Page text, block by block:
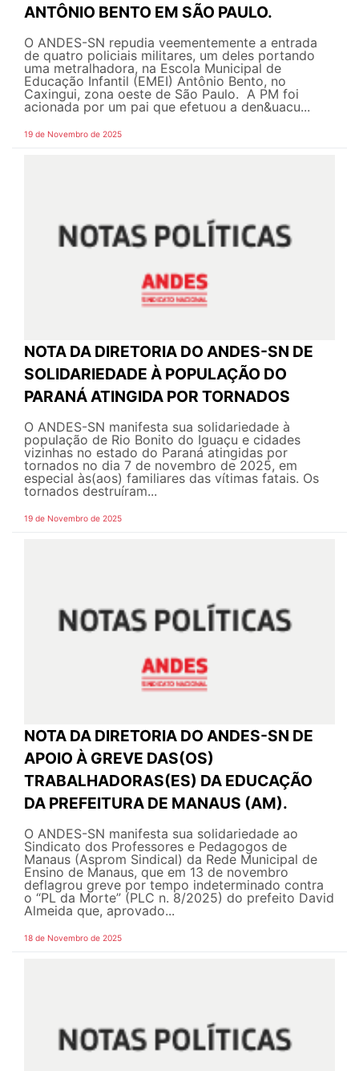
ANTÔNIO BENTO EM SÃO PAULO.
O ANDES-SN repudia veementemente a entrada
de quatro policiais militares, um deles portando
uma metralhadora, na Escola Municipal de
Educação Infantil (EMEI) Antônio Bento, no
Caxingui, zona oeste de São Paulo. A PM foi
acionada por um pai que efetuou a den&uacu...
19 de Novembro de 2025
NOTA DA DIRETORIA DO ANDES-SN DE
SOLIDARIEDADE À POPULAÇÃO DO
PARANÁ ATINGIDA POR TORNADOS
O ANDES-SN manifesta sua solidariedade à
população de Rio Bonito do Iguaçu e cidades
vizinhas no estado do Paraná atingidas por
tornados no dia 7 de novembro de 2025, em
especial às(aos) familiares das vítimas fatais. Os
tornados destruíram...
19 de Novembro de 2025
NOTA DA DIRETORIA DO ANDES-SN DE
APOIO À GREVE DAS(OS)
TRABALHADORAS(ES) DA EDUCAÇÃO
DA PREFEITURA DE MANAUS (AM).
O ANDES-SN manifesta sua solidariedade ao
Sindicato dos Professores e Pedagogos de
Manaus (Asprom Sindical) da Rede Municipal de
Ensino de Manaus, que em 13 de novembro
deflagrou greve por tempo indeterminado contra
o “PL da Morte” (PLC n. 8/2025) do prefeito David
Almeida que, aprovado...
18 de Novembro de 2025